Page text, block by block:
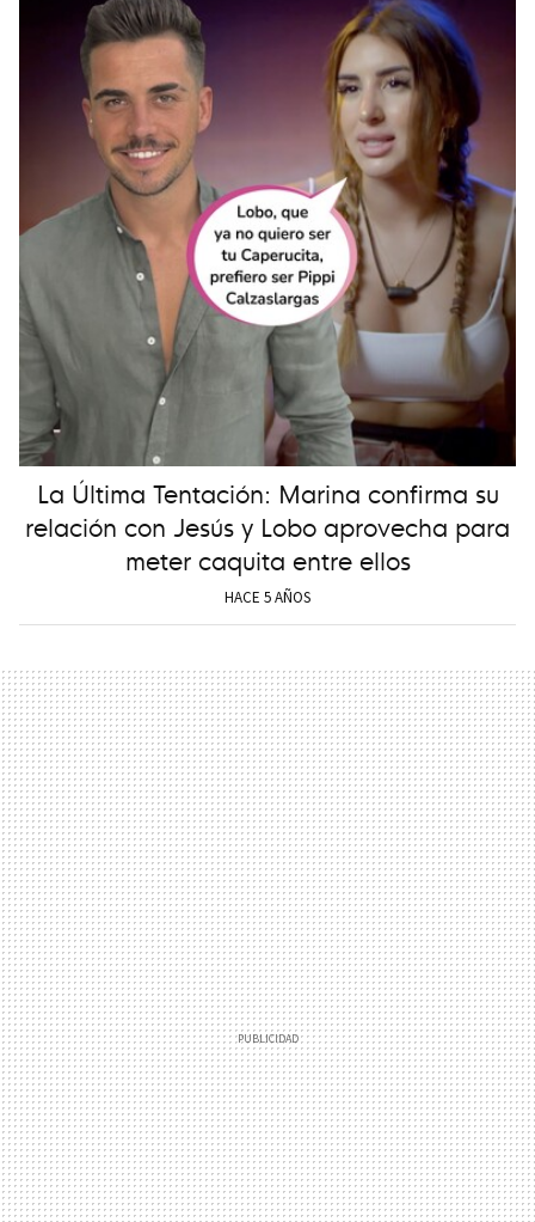
La Última Tentación: Marina confirma su
relación con Jesús y Lobo aprovecha para
meter caquita entre ellos
HACE 5 AÑOS